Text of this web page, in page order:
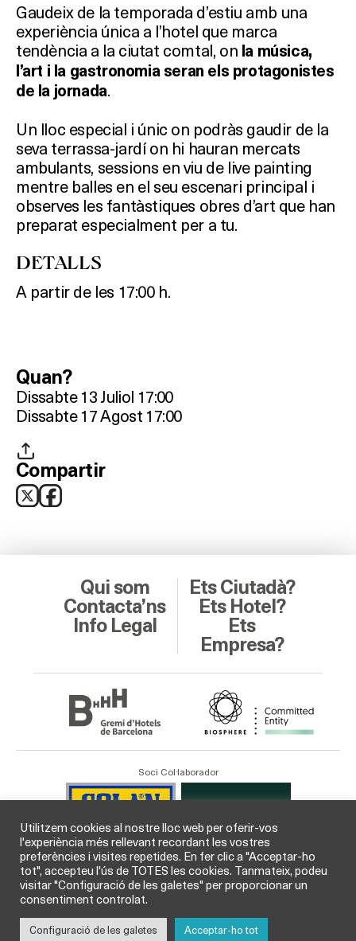
Què vols fer?
HOTELS
TERRASSES
BARS
SPAS
RESTAURANTS
SALES
Gaudeix de la temporada d’estiu amb una
experiència única a l’hotel que marca
tendència a la ciutat comtal, on la música,
l’art i la gastronomia seran els protagonistes
de la jornada.
Un lloc especial i únic on podràs gaudir de la
seva terrassa-jardí on hi hauran mercats
ambulants, sessions en viu de live painting
mentre balles en el seu escenari principal i
observes les fantàstiques obres d’art que han
preparat especialment per a tu.
DETALLS
A partir de les 17:00 h.
Quan?
Dissabte 13 Juliol 17:00
Dissabte 17 Agost 17:00
Compartir
Qui som
Contacta’ns
Info Legal
Ets Ciutadà?
Ets Hotel?
Ets
Empresa?
Soci Col·laborador
Utilitzem cookies al nostre lloc web per oferir-vos
l'experiència més rellevant recordant les vostres
preferències i visites repetides. En fer clic a "Acceptar-ho
tot", accepteu l'ús de TOTES les cookies. Tanmateix, podeu
visitar "Configuració de les galetes" per proporcionar un
consentiment controlat.
Configuració de les galetes Acceptar-ho tot